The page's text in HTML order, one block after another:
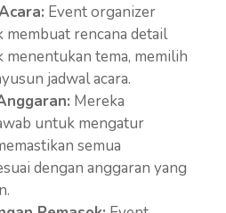
Event organizer
rencana detail
menentukan tema, memilih
jadwal acara.
Mereka
untuk mengatur
semua
dengan anggaran yang